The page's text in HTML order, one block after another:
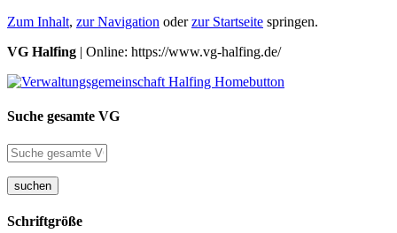
Zum Inhalt, zur Navigation oderzur Startseite springen.
VG Halfing | Online: https://www.vg-halfing.de/
Suche gesamte VG
suchen
Schriftgröße